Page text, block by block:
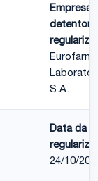
Empresa
detentora
S.A.
Data da
24/10/